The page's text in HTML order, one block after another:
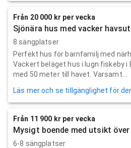
Från 20 000 kr per vecka
Sjönära hus med vacker
8 sängplatser
Perfekt hus för barnfamilj med
Vackert beläget hus i lugn fiskeby i
med 50 meter till havet. Varsamt...
Läs mer och se tillgänglighet för
Från 11 900 kr per vecka
Mysigt boende med utsikt
6-8 sängplatser